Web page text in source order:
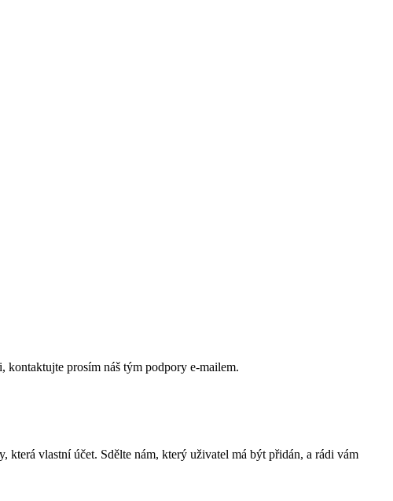
kontaktujte prosím náš tým podpory e-mailem.
která vlastní účet. Sdělte nám, který uživatel má být přidán, a rádi vám